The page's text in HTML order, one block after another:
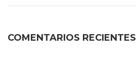
COMENTARIOS RECIENTES